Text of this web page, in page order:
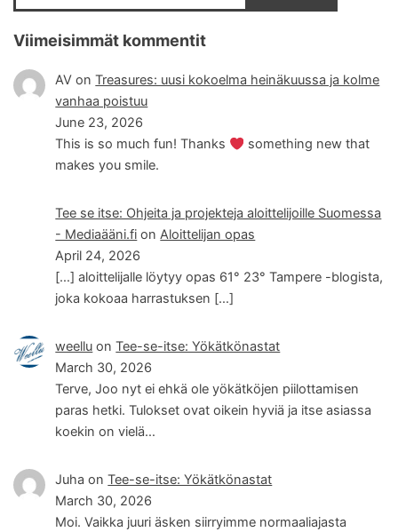
Viimeisimmät kommentit
AV onTreasures: uusi kokoelma heinäkuussa ja kolme
vanhaa poistuu
June 23, 2026
This is so much fun! Thanks
something new that
makes you smile.
Tee se itse: Ohjeita ja projekteja aloittelijoille Suomessa
- Mediaääni.fi onAloittelijan opas
April 24, 2026
[…] aloittelijalle löytyy opas 61° 23° Tampere -blogista,
joka kokoaa harrastuksen […]
weellu onTee-se-itse: Yökätkönastat
March 30, 2026
Terve, Joo nyt ei ehkä ole yökätköjen piilottamisen
paras hetki. Tulokset ovat oikein hyviä ja itse asiassa
koekin on vielä…
Juha onTee-se-itse: Yökätkönastat
March 30, 2026
Moi. Vaikka juuri äsken siirryimme normaaliajasta